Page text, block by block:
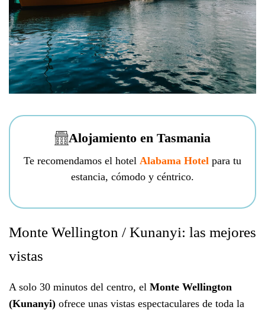
Alojamiento en Tasmania
Te recomendamos el hotel Alabama Hotel para tu
estancia, cómodo y céntrico.
Monte Wellington / Kunanyi: las mejores
vistas
A solo 30 minutos del centro, el Monte Wellington
(Kunanyi) ofrece unas vistas espectaculares de toda la